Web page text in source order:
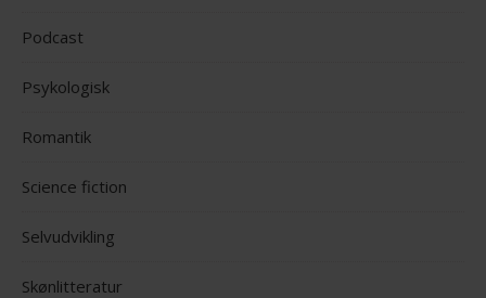
Podcast
Psykologisk
Romantik
Science fiction
Selvudvikling
Skønlitteratur